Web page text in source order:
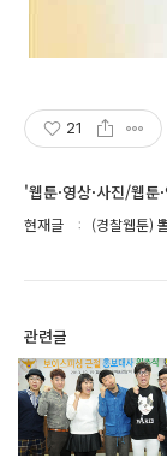
21
'웹툰·영상·사진/웹툰
현재글 (경찰웹툰)
관련글